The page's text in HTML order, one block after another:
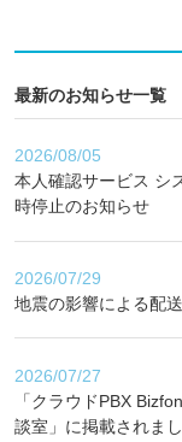
最新のお知らせ一覧
2026/08/05
本人確認サービス シ
時停止のお知らせ
2026/07/29
地震の影響による配
2026/07/27
「クラウドPBX
談室」に掲載されま